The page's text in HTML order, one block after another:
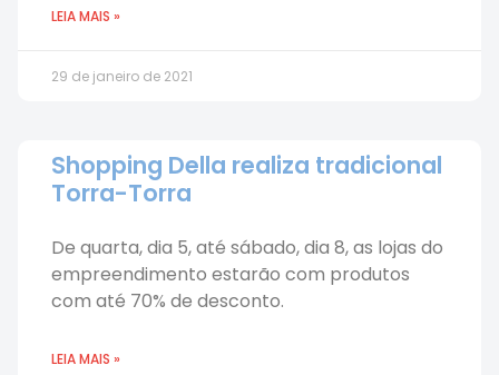
LEIA MAIS »
29 de janeiro de 2021
Shopping Della realiza tradicional
Torra-Torra
De quarta, dia 5, até sábado, dia 8, as lojas do
empreendimento estarão com produtos
com até 70% de desconto.
LEIA MAIS »